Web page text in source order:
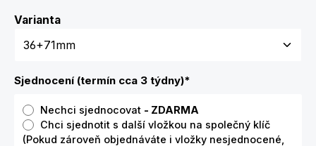
VariantaZvolte variantu
Sjednocení (termín cca 3 týdny)*
Nechci sjednocovat - ZDARMA
Chci sjednotit s další vložkou na společný klíč
(Pokud zároveň objednáváte i vložky nesjednocené,